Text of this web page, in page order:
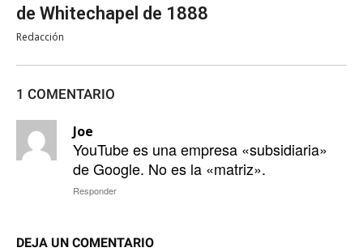
de Whitechapel de 1888
Redacción
1 COMENTARIO
Joe
YouTube es una empresa «subsidiaria»
de Google. No es la «matriz».
Responder
DEJA UN COMENTARIO